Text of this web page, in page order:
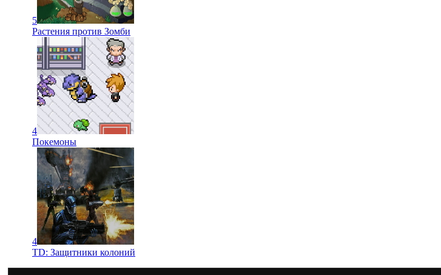
5
Растения против Зомби
4
Покемоны
4
TD: Защитники колоний